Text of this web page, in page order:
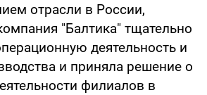
отрасли в России,
"Балтика" тщательно
деятельность и
и приняла решение о
филиалов в